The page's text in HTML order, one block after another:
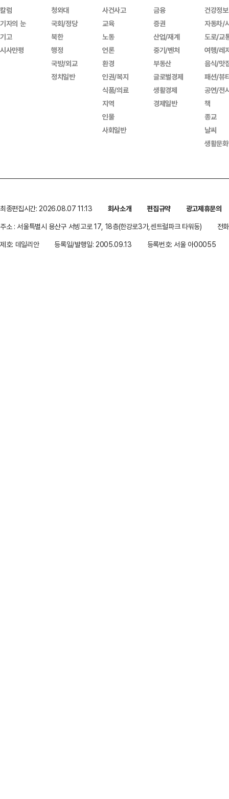
칼럼
기자의 눈
기고
시사만평
청와대
국회/정당
북한
행정
국방/외교
정치일반
사건사고
교육
노동
언론
환경
인권/복지
식품/의료
지역
인물
사회일반
금융
증권
산업/재계
중기/벤처
부동산
글로벌경제
생활경제
경제일반
건강정보
자동차/
도로/교
여행/레
음식/맛
패션/뷰
공연/전
책
종교
날씨
생활문
최종편집시간: 2026.08.07 11:13 회사소개 편집규약
광고제휴문의
주소 : 서울특별시 용산구 서빙고로 17, 18층(한강로3가,센트럴파크 타워동)
전
제호: 데일리안
등록일/발행일: 2005.09.13 등록번호: 서울 아00055